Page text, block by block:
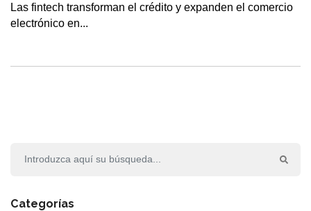
Las fintech transforman el crédito y expanden el comercio
electrónico en...
Categorías